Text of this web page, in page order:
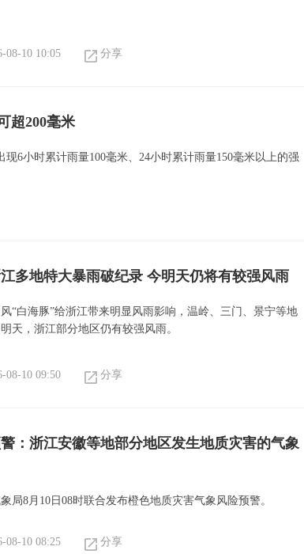
08-10 10:05 分享
超200毫米
6小时累计雨量100毫米、24小时累计雨量150毫米以上的强
多地特大暴雨破纪录 今明天仍将有较强风雨
“白海豚”给浙江带来明显风雨影响，温岭、三门、景宁等地
天，浙江部分地区仍有较强风雨。
08-10 09:50 分享
：浙江安徽等地部分地区发生地质灾害的气象
局8月10日08时联合发布橙色地质灾害气象风险预警。
08-10 08:25 分享